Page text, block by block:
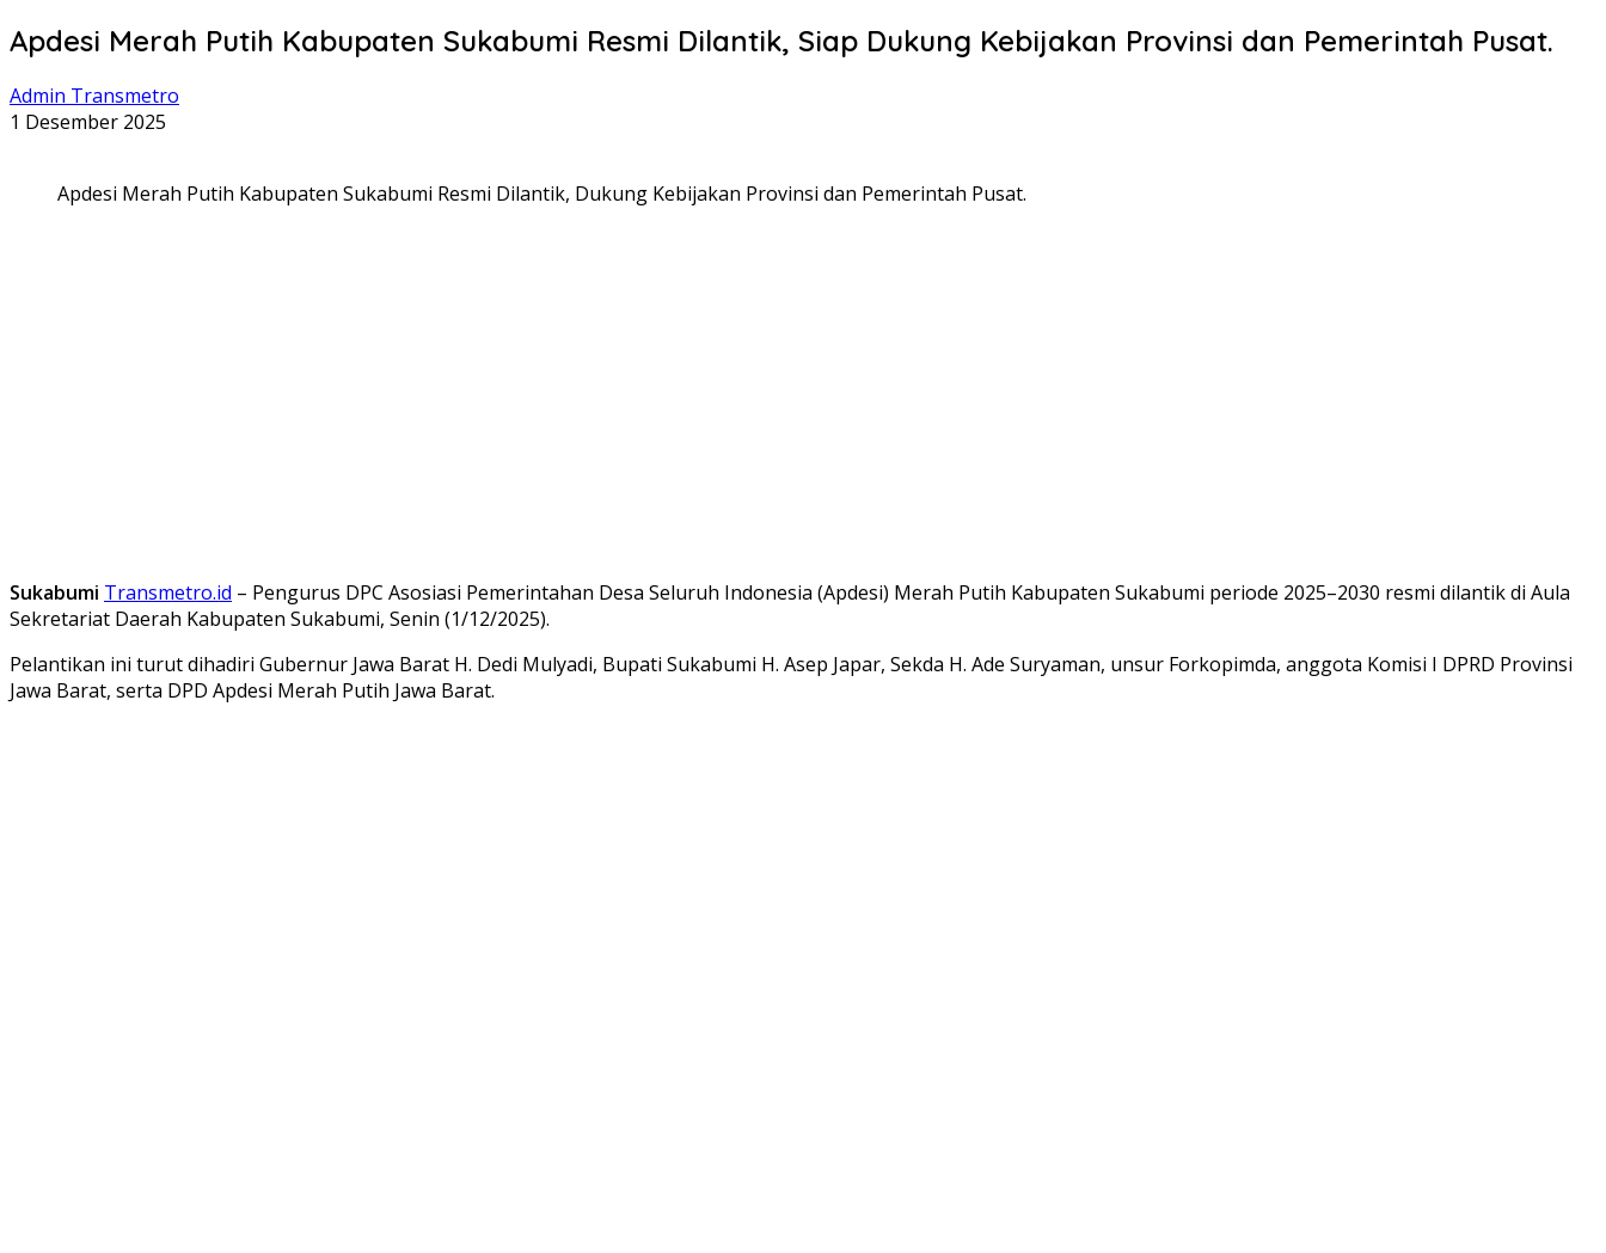
Apdesi Merah Putih Kabupaten Sukabumi Resmi Dilantik, Siap Dukung Kebijakan Provinsi dan Pemerintah Pusat.
Admin Transmetro
1 Desember 2025
Apdesi Merah Putih Kabupaten Sukabumi Resmi Dilantik, Dukung Kebijakan Provinsi dan Pemerintah Pusat.
Sukabumi Transmetro.id – Pengurus DPC Asosiasi Pemerintahan Desa Seluruh Indonesia (Apdesi) Merah Putih Kabupaten Sukabumi periode 2025–2030 resmi dilantik di Aula
Sekretariat Daerah Kabupaten Sukabumi, Senin (1/12/2025).
Pelantikan ini turut dihadiri Gubernur Jawa Barat H. Dedi Mulyadi, Bupati Sukabumi H. Asep Japar, Sekda H. Ade Suryaman, unsur Forkopimda, anggota Komisi I DPRD Provinsi
Jawa Barat, serta DPD Apdesi Merah Putih Jawa Barat.